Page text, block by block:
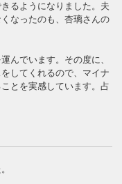
るようになりました。夫
なったのも、杏璃さんの
んでいます。その度に、
してくれるので、マイナ
とを実感しています。占